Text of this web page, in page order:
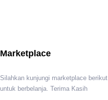
Marketplace
Silahkan kunjungi marketplace berikut
untuk berbelanja. Terima Kasih